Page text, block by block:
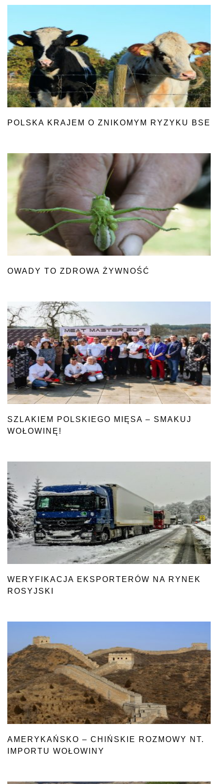
POLSKA KRAJEM O ZNIKOMYM RYZYKU BSE
OWADY TO ZDROWA ŻYWNOŚĆ
SZLAKIEM POLSKIEGO MIĘSA – SMAKUJ
WOŁOWINĘ!
WERYFIKACJA EKSPORTERÓW NA RYNEK
ROSYJSKI
AMERYKAŃSKO – CHIŃSKIE ROZMOWY NT.
IMPORTU WOŁOWINY